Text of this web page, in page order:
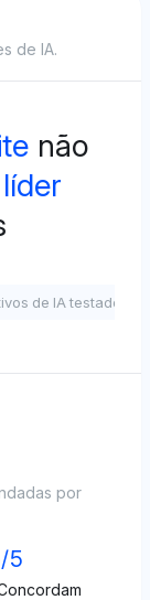
de IA.
não
líder
de IA testados
por
5